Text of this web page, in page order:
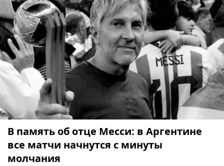
В память об отце Месси: в Аргентине
все матчи начнутся с минуты
молчания